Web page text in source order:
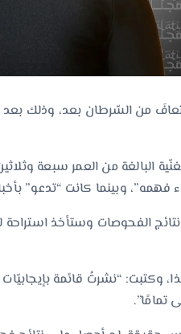
من السّرطان بعد، وذلك
البالغة من العمر سبعة
وبينما كانت “تدعو”
الفحوصات وستأخذ استراحة
“نشرتُ قائمة بإيجابيّات